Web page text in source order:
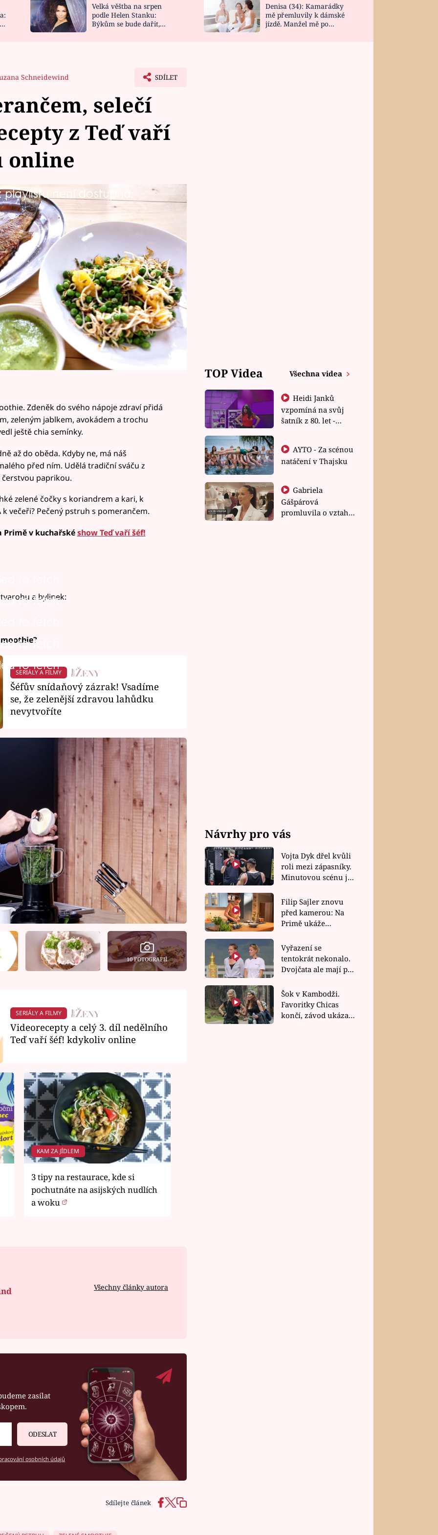
NOVINKY
VIDEORECEPTY
DESIGN
Velká věštba na srpen
podle Helen Stanku:
Býkům se bude dařit,
Denisa (34): Kamarádky
mě přemluvily k dámské
jízdě. Manžel mě po
Schneidewind SDÍLET
selečí
z Teď vaří
online
není dostupná.
vše. Hned v úvodu si můžete
Zdeňka Pohlreicha, níže
vám přeje šéf Pohlreich.
Zdeněk do svého nápoje zdraví přidá
zeleným jablkem, avokádem a trochu
ještě chia semínky.
až do oběda. Kdyby ne, má náš
před ním. Udělá tradiční sváču z
paprikou.
zelené čočky s koriandrem a kari, k
večeři? Pečený pstruh s pomerančem.
Primě v kuchařskéshow Teď vaří šéf!
to fetch
a bylinek:
to fetch
to fetch
SERIÁLY A FILMY
Šéfův snídaňový zázrak! Vsadíme
se, že zelenější zdravou lahůdku
nevytvoříte
10 FOTOGRAFIÍ
SERIÁLY A FILMY
Videorecepty a celý 3. díl nedělního
Teď vaří šéf! kdykoliv online
KAM ZA JÍDLEM
3 tipy na restaurace, kde si
pochutnáte na asijských nudlích
a woku
Všechny články autora
zasílat
ODESLAT
osobních údajů
Sdílejte článek
TOP Videa Všechna videa
Heidi Janků
vzpomíná na svůj
šatník z 80. let -
natáčení v Thajsku
Gabriela
Gášpárová
promluvila o vztahu
Návrhy pro vás
Vojta Dyk dřel kvůli
roli mezi zápasníky.
Minutovou scénu jel
Filip Sajler znovu
před kamerou: Na
Primě ukáže
rychlé recepty
Vyřazení se
tentokrát nekonalo.
Dvojčata ale mají po
závodu nůž na krku
Šok v Kambodži.
Favoritky Chicas
končí, závod ukázal